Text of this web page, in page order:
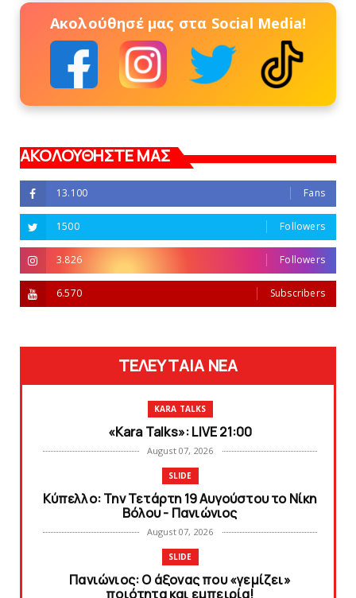
Ακολούθησέ μας στα Social Media!
ΑΚΟΛΟΥΘΗΣΤΕ ΜΑΣ
13.100 Fans
1500 Followers
3.826 Followers
6.570 Subscribers
ΤΕΛΕΥΤΑΙΑ ΝΕΑ
KARA TALKS
«Kara Talks»: LIVE 21:00
August 07, 2026
SLIDE
Κύπελλο: Την Τετάρτη 19 Αυγούστου το Νίκη
Βόλου - Πανιώνιος
August 07, 2026
SLIDE
Πανιώνιος: O άξονας που «γεμίζει»
ποιότητα και εμπειρία!